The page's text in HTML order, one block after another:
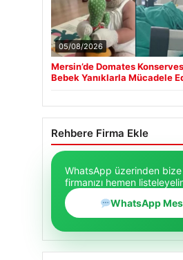
05/08/2026
Mersin’de Domates
Bebek Yanıklarla Mücadele
Rehbere Firma Ekle
WhatsApp üzerinden bize
firmanızı hemen
WhatsApp